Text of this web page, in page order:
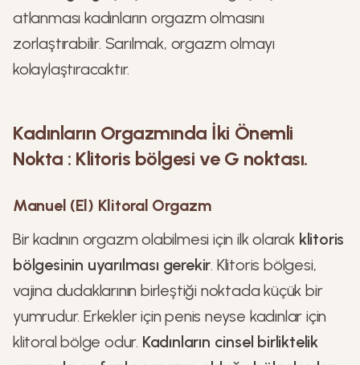
atlanması kadınların orgazm olmasını
zorlaştırabilir. Sarılmak, orgazm olmayı
kolaylaştıracaktır.
Kadınların Orgazmında İki Önemli
Nokta : Klitoris bölgesi ve G noktası.
Manuel (El) Klitoral Orgazm
Bir kadının orgazm olabilmesi için ilk olarak klitoris
bölgesinin uyarılması gerekir. Klitoris bölgesi,
vajina dudaklarının birleştiği noktada küçük bir
yumrudur. Erkekler için penis neyse kadınlar için
klitoral bölge odur. Kadınların cinsel birliktelik